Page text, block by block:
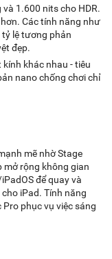
1.600 nits cho HDR.
Các tính năng như
tỷ lệ tương phản
đẹp.
khác nhau - tiêu
nano chống chơi chỉ
mẽ nhờ Stage
mở rộng không gian
để quay và
iPad. Tính năng
phục vụ việc sáng